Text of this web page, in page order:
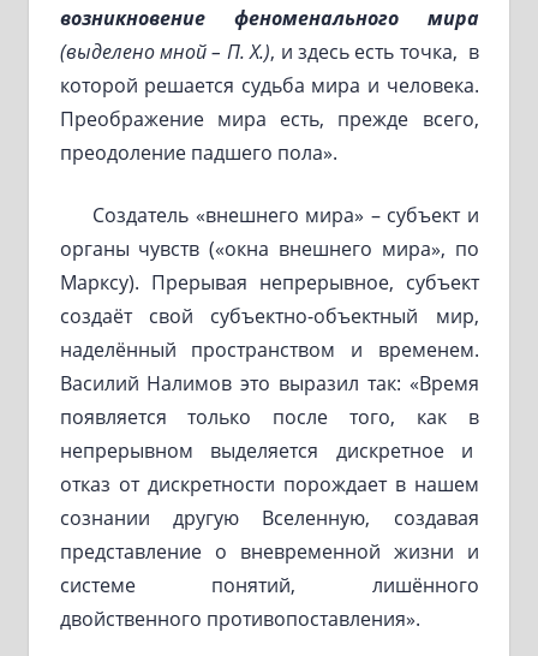
возникновение
феноменального мира
(выделено мной – П. Х.), и здесь есть точка, в
которой решается судьба мира и человека.
Преображение мира есть, прежде всего,
преодоление падшего пола».
Создатель «внешнего мира» – субъект и
органы чувств («окна внешнего мира», по
Марксу). Прерывая непрерывное, субъект
создаёт свой субъектно-объектный мир,
наделённый пространством и временем.
Василий Налимов это выразил так: «Время
появляется только после того, как в
непрерывном выделяется дискретное и
отказ от дискретности порождает в нашем
сознании другую Вселенную, создавая
представление о вневременной жизни и
системе понятий, лишённого
двойственного противопоставления».